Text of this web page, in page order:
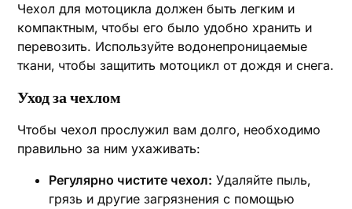
Чехол для мотоцикла должен быть легким и
компактным‚ чтобы его было удобно хранить и
перевозить. Используйте водонепроницаемые
ткани‚ чтобы защитить мотоцикл от дождя и снега.
Уход за чехлом
Чтобы чехол прослужил вам долго‚ необходимо
правильно за ним ухаживать:
Регулярно чистите чехол: Удаляйте пыль‚
грязь и другие загрязнения с помощью